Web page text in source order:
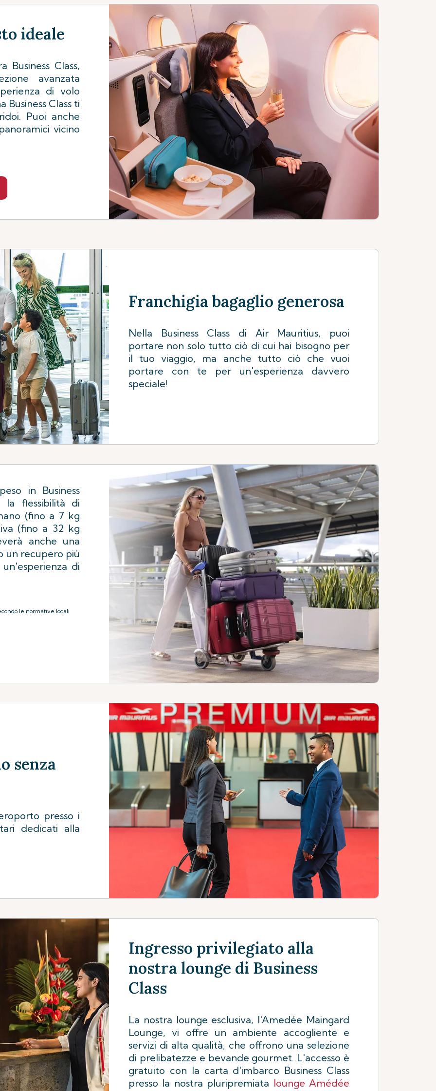
ideale
Class,
avanzata
di volo
Business Class ti
Puoi anche
vicino
Franchigia bagaglio generosa
Nella Business Class di Air Mauritius, puoi
portare non solo tutto ciò di cui hai bisogno per
il tuo viaggio, ma anche tutto ciò che vuoi
portare con te per un'esperienza davvero
speciale!
in Business
flessibilità di
(fino a 7 kg
(fino a 32 kg
anche una
un recupero più
di
le normative locali
senza
presso i
dedicati alla
Ingresso privilegiato alla
nostra lounge di Business
Class
La nostra lounge esclusiva, l'Amedée Maingard
Lounge, vi offre un ambiente accogliente e
servizi di alta qualità, che offrono una selezione
di prelibatezze e bevande gourmet. L'accesso è
gratuito con la carta d'imbarco Business Class
presso la nostra pluripremiata lounge Amédée